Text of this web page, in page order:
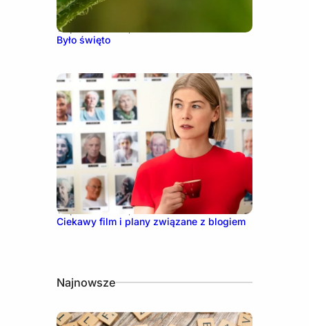
10 października, 2016
Było święto
13 października, 2021
Ciekawy film i plany związane z blogiem
Najnowsze